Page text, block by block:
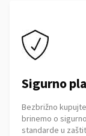
Sigurno
Bezbrižno
brinemo o
standarde u